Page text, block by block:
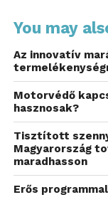
A
kihívásai
A klasszikus
hosszadalmas
CAD-modellek
készítik el a
időigényes,
ami lassítja az
You may
Az innovatív
Motorvédő
hasznosak?
Tisztított
Magyarország
maradhasson
Erős